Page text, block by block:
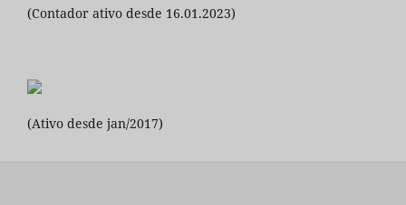
(Contador ativo desde 16.01.2023)
(Ativo desde jan/2017)